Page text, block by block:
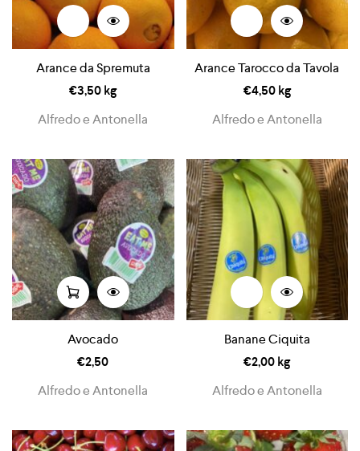
Arance da Spremuta
€3,50kg
Alfredo e Antonella
Arance Tarocco da Tavola
€4,50kg
Alfredo e Antonella
Avocado
€2,50
Alfredo e Antonella
Banane Ciquita
€2,00kg
Alfredo e Antonella